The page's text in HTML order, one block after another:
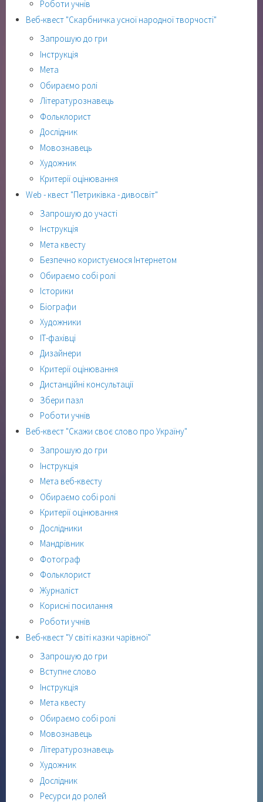
Роботи учнів
Веб-квест "Скарбничка усної народної творчості"
Запрошую до гри
Інструкція
Мета
Обираємо ролі
Літературознавець
Фольклорист
Дослідник
Мовознавець
Художник
Критерії оцінювання
Web - квест "Петриківка - дивосвіт"
Запрошую до участі
Інструкція
Мета квесту
Безпечно користуємося Інтернетом
Обираємо собі ролі
Історики
Біографи
Художники
ІТ-фахівці
Дизайнери
Критерії оцінювання
Дистанційні консультації
Збери пазл
Роботи учнів
Веб-квест "Скажи своє слово про Україну"
Запрошую до гри
Інструкція
Мета веб-квесту
Обираємо собі ролі
Критерії оцінювання
Дослідники
Мандрівник
Фотограф
Фольклорист
Журналіст
Корисні посилання
Роботи учнів
Веб-квест "У світі казки чарівної"
Запрошую до гри
Вступне слово
Інструкція
Мета квесту
Обираємо собі ролі
Мовознавець
Літературознавець
Художник
Дослідник
Ресурси до ролей